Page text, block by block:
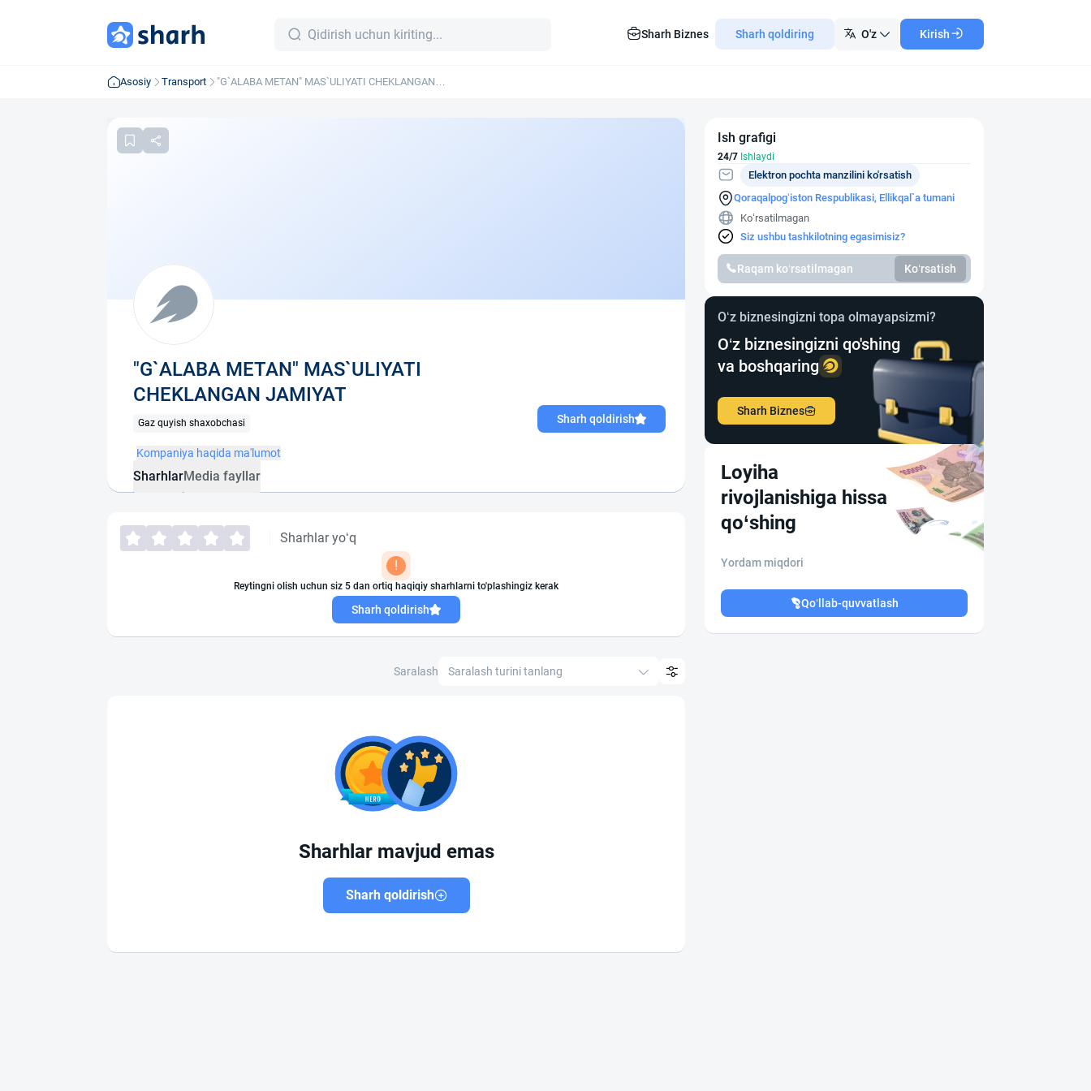
Sharh Biznes Sharh qoldiring O'z Kirish
Asosiy Transport
"G`ALABA METAN" MAS`ULIYATI CHEKLANGAN
"G`ALABA METAN" MAS`ULIYATI
CHEKLANGAN JAMIYAT
Gaz quyish shaxobchasi Sharh qoldirish
Kompaniya haqida ma'lumot
SharhlarMedia fayllar
Sharhlar yo‘q
!
Reytingni olish uchun siz 5 dan ortiq haqiqiy sharhlarni to'plashingiz kerak
Sharh qoldirish
Saralash Saralash turini tanlang
Sharhlar mavjud emas
Sharh qoldirish
Ish grafigi
24/7 Ishlaydi
Qoraqalpog‘iston Respublikasi, Ellikqal`a tumani
Elektron pochta manzilini ko'rsatish
Ko‘rsatilmagan
Siz ushbu tashkilotning egasimisiz?
Raqam ko‘rsatilmagan Ko‘rsatish
O‘z biznesingizni topa olmayapsizmi?
O‘z biznesingizni qo'shing
va boshqaring
Sharh Biznes
Loyiha
rivojlanishiga hissa
qo‘shing
Yordam miqdori
Qo‘llab-quvvatlash